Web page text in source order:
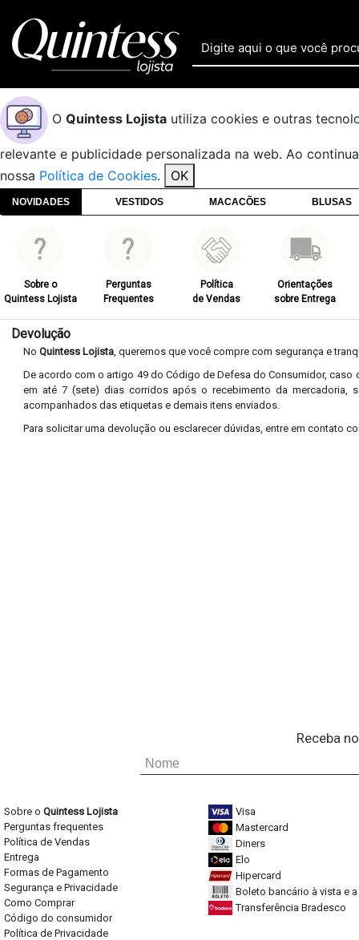
O Quintess Lojista utiliza cookies e outras
relevante e publicidade personalizada na web. Ao
nossa Política de Cookies. OK
NOVIDADES VESTIDOS MACACÕES BLUSAS
Sobre o
Quintess Lojista
Perguntas
Frequentes
Política
de Vendas
Orientações
sobre Entrega
Devolução
No Quintess Lojista, queremos que você compre com segurança e
De acordo com o artigo 49 do Código de Defesa do Consumidor,
em até 7 (sete) dias corridos após o recebimento da mercadoria,
acompanhados das etiquetas e demais itens enviados.
Para solicitar uma devolução ou esclarecer dúvidas, entre em contato
Receba
Sobre o Quintess Lojista
Perguntas frequentes
Política de Vendas
Entrega
Formas de Pagamento
Segurança e Privacidade
Como Comprar
Código do consumidor
Política de Privacidade
Visa
Mastercard
Diners
Elo
Hipercard
Boleto bancário à vista e
Transferência Bradesco